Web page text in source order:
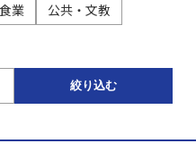
業 公共・文教
絞り込む